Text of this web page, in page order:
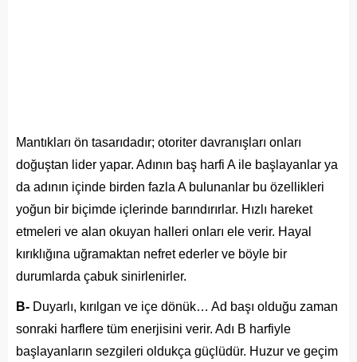
Mantıkları ön tasarıdadır; otoriter davranışları onları
doğuştan lider yapar. Adının baş harfi A ile başlayanlar ya
da adının içinde birden fazla A bulunanlar bu özellikleri
yoğun bir biçimde içlerinde barındırırlar. Hızlı hareket
etmeleri ve alan okuyan halleri onları ele verir. Hayal
kırıklığına uğramaktan nefret ederler ve böyle bir
durumlarda çabuk sinirlenirler.
B- Duyarlı, kırılgan ve içe dönük… Ad başı olduğu zaman
sonraki harflere tüm enerjisini verir. Adı B harfiyle
başlayanların sezgileri oldukça güçlüdür. Huzur ve geçim